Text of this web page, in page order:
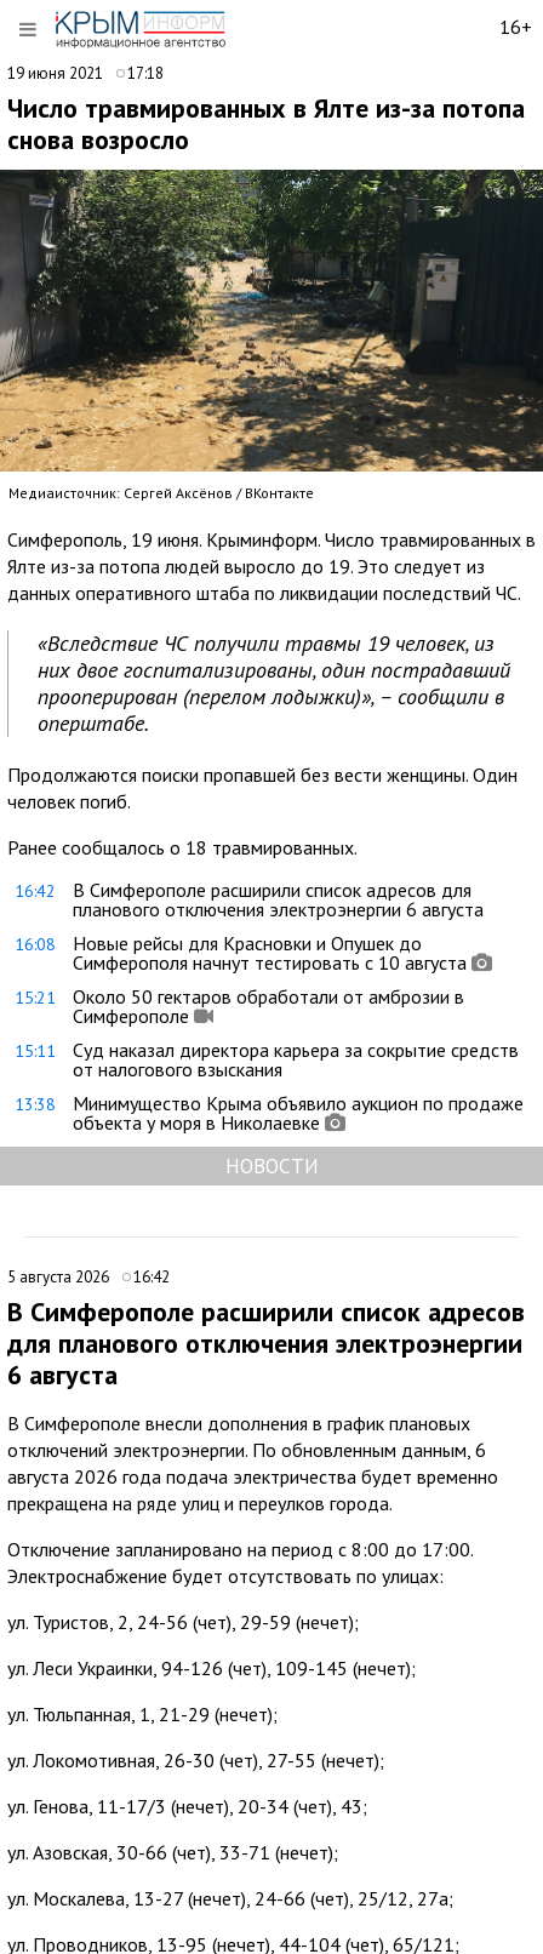
16+
19 июня 2021 17:18
Число травмированных в Ялте из-за потопа
снова возросло
Медиаисточник: Сергей Аксёнов / ВКонтакте
Симферополь, 19 июня. Крыминформ. Число травмированных в
Ялте из-за потопа людей выросло до 19. Это следует из
данных оперативного штаба по ликвидации последствий ЧС.
«Вследствие ЧС получили травмы 19 человек, из
них двое госпитaлизированы, один пострадавший
прооперирован (перелом лодыжки)», – сообщили в
оперштабе.
Продолжаются поиски пропавшей без вести женщины. Один
человек погиб.
Ранее сообщалось о 18 травмированных.
16:42
В Симферополе расширили список адресов для
планового отключения электроэнергии 6 августа
16:08
Новые рейсы для Красновки и Опушек до
Симферополя начнут тестировать с 10 августа
15:21
Около 50 гектаров обработали от амброзии в
Симферополе
15:11
Суд наказал директора карьера за сокрытие средств
от налогового взыскания
13:38
Минимущество Крыма объявило аукцион по продаже
объекта у моря в Николаевке
НОВОСТИ
5 августа 2026 16:42
В Симферополе расширили список адресов
для планового отключения электроэнергии
6 августа
В Симферополе внесли дополнения в график плановых
отключений электроэнергии. По обновленным данным, 6
августа 2026 года подача электричества будет временно
прекращена на ряде улиц и переулков города.
Отключение запланировано на период с 8:00 до 17:00.
Электроснабжение будет отсутствовать по улицах:
ул. Туристов, 2, 24-56 (чет), 29-59 (нечет);
ул. Леси Украинки, 94-126 (чет), 109-145 (нечет);
ул. Тюльпанная, 1, 21-29 (нечет);
ул. Локомотивная, 26-30 (чет), 27-55 (нечет);
ул. Генова, 11-17/3 (нечет), 20-34 (чет), 43;
ул. Азовская, 30-66 (чет), 33-71 (нечет);
ул. Москалева, 13-27 (нечет), 24-66 (чет), 25/12, 27а;
ул. Проводников, 13-95 (нечет), 44-104 (чет), 65/121;